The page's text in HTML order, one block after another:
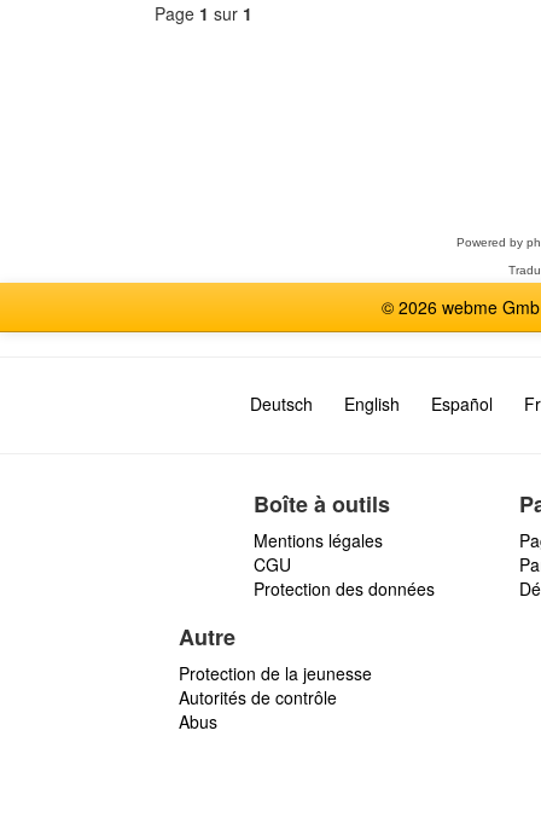
Page 1 sur 1
Powered by
© 2026 webme
Deutsch English Español
Boîte à outils
Mentions légales
CGU
Protection des données
Autre
Protection de la jeunesse
Autorités de contrôle
Abus